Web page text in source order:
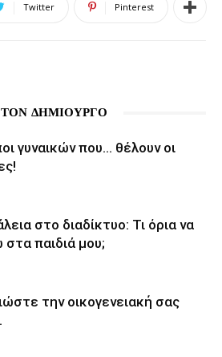
Twitter Pinterest
ΔΗΜΙΟΥΡΓΟ
γυναικών που… θέλουν οι
στο διαδίκτυο: Τι όρια να
παιδιά μου;
την οικογενειακή σας